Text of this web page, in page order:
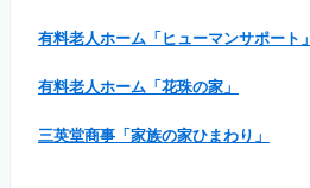
有料老人ホーム「ヒューマンサポート」
有料老人ホーム「花珠の家」
三英堂商事「家族の家ひまわり」